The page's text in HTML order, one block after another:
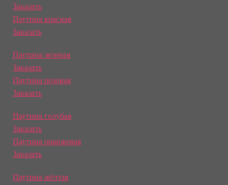
Заказать
Паутина красная
Заказать
Паутина зеленая
Заказать
Паутина розовая
Заказать
Паутина голубая
Заказать
Паутина оранжевая
Заказать
Паутина жёлтая